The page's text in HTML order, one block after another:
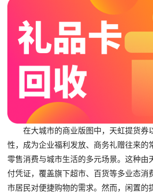
在大城市的商业版图中，天虹提货券
性，成为企业福利发放、商务礼赠往来的
零售消费与城市生活的多元场景。这种由
付凭证，覆盖旗下超市、百货等多业态消
市居民对便捷购物的需求。然而，闲置的